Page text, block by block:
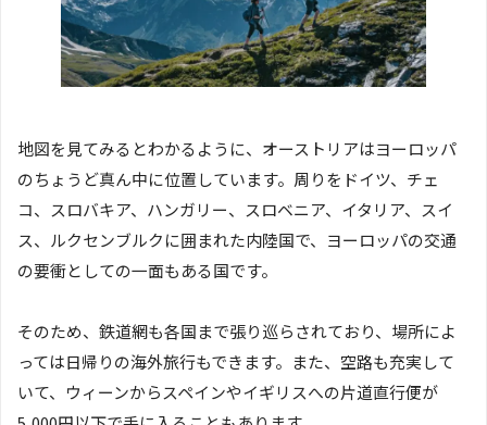
地図を見てみるとわかるように、オーストリアはヨーロッパ
のちょうど真ん中に位置しています。周りをドイツ、チェ
コ、スロバキア、ハンガリー、スロベニア、イタリア、スイ
ス、ルクセンブルクに囲まれた内陸国で、ヨーロッパの交通
の要衝としての一面もある国です。
そのため、鉄道網も各国まで張り巡らされており、場所によ
っては日帰りの海外旅行もできます。また、空路も充実して
いて、ウィーンからスペインやイギリスへの片道直行便が